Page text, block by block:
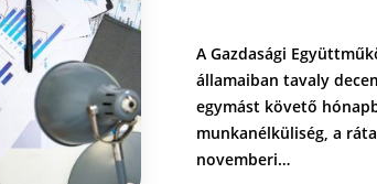
A Gazdasági
államaiban tavaly
egymást követő
munkanélküliség, a
novemberi…